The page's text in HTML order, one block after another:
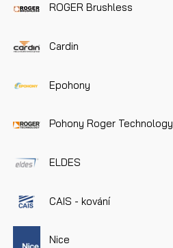
ROGER Brushless
Cardin
Epohony
Pohony Roger Technology
ELDES
CAIS - kování
Nice